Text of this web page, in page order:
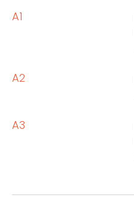
A1
A2
A3